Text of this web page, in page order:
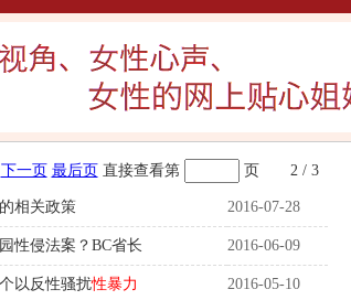
下一页 最后页 直接查看第 页 2 / 3
相关政策 2016-07-28
性侵法案？BC省长 2016-06-09
以反性骚扰性暴力 2016-05-10